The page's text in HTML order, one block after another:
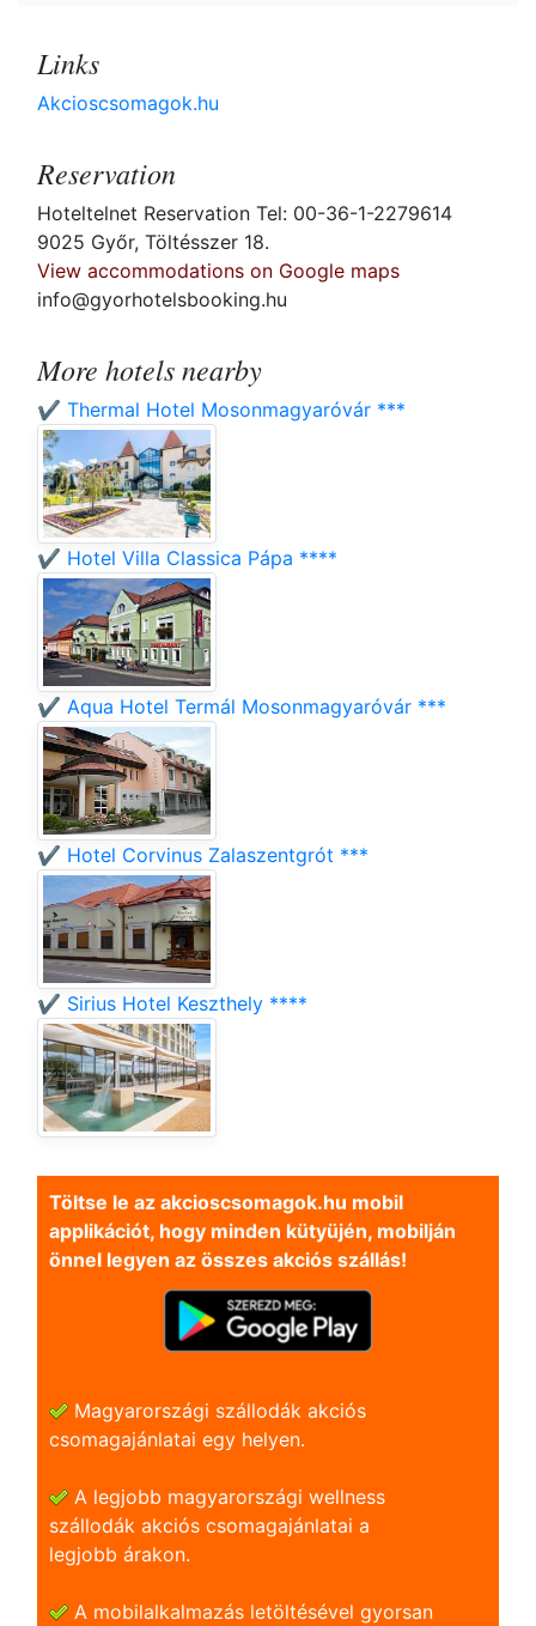
Links
Akcioscsomagok.hu
Reservation
Hoteltelnet Reservation Tel: 00-36-1-2279614
9025 Győr, Töltésszer 18.
View accommodations on Google maps
info@gyorhotelsbooking.hu
More hotels nearby
✔️ Thermal Hotel Mosonmagyaróvár ***
✔️ Hotel Villa Classica Pápa ****
✔️ Aqua Hotel Termál Mosonmagyaróvár ***
✔️ Hotel Corvinus Zalaszentgrót ***
✔️ Sirius Hotel Keszthely ****
Töltse le az akcioscsomagok.hu mobil
applikációt, hogy minden kütyüjén, mobilján
önnel legyen az összes akciós szállás!
Magyarországi szállodák akciós
csomagajánlatai egy helyen.
A legjobb magyarországi wellness
szállodák akciós csomagajánlatai a
legjobb árakon.
A mobilalkalmazás letöltésével gyorsan